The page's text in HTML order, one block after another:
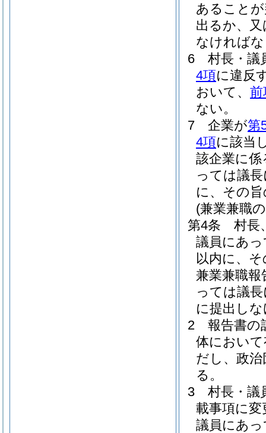
あること
出るか、又
なければ
6
村長・議
4項に違反
おいて、 前
ない。
7
企業が第
4項に該当
該企業に係
っては議
に、その
(兼業兼職
第4条
村長
議員にあ
以内に、
兼業兼職報
っては議
に提出し
2
報告書の
体におい
だし、政
る。
3
村長・議
載事項に
議員にあ